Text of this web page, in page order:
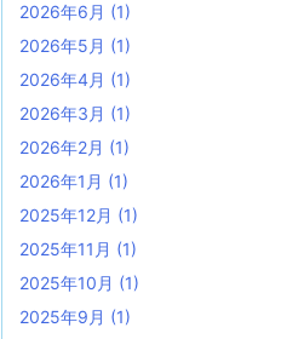
2026年6月 (1)
2026年5月 (1)
2026年4月 (1)
2026年3月 (1)
2026年2月 (1)
2026年1月 (1)
2025年12月 (1)
2025年11月 (1)
2025年10月 (1)
2025年9月 (1)